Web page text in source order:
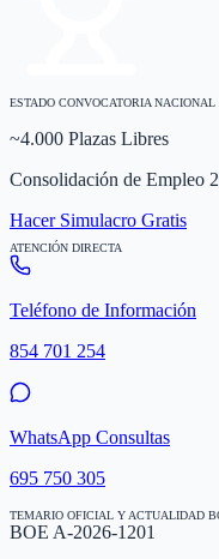
ESTADO CONVOCATORIA NACIONAL
~4.000 Plazas Libres
Consolidación de Empleo
Hacer Simulacro Gratis
ATENCIÓN DIRECTA
Teléfono de Información
854 701 254
WhatsApp Consultas
695 750 305
TEMARIO OFICIAL Y ACTUALIDAD
BOE A-2026-1201